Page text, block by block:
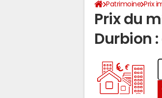
Patrimoine Prix
Prix du
Durbion